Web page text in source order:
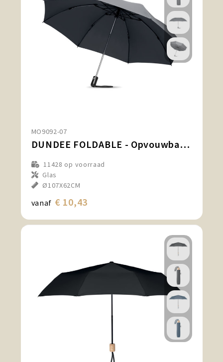
MO9092-07
DUNDEE FOLDABLE - Opvouwbare reversible paraplu
11428 op voorraad
Glas
Ø107X62CM
vanaf € 10,43